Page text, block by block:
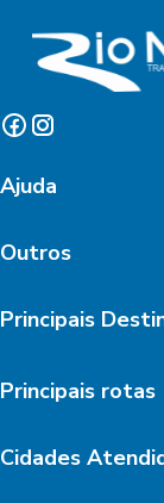
Ajuda
Outros
Principais
Principais rotas
Cidades